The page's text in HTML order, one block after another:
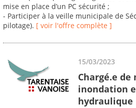
mise en place d’un PC sécurité ;
- Participer à la veille municipale de
pilotage). [ voir l'offre complète ]
15/03/2023
Chargé.e
inondation
hydraulique